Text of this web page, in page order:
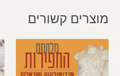
מוצרים קשורים